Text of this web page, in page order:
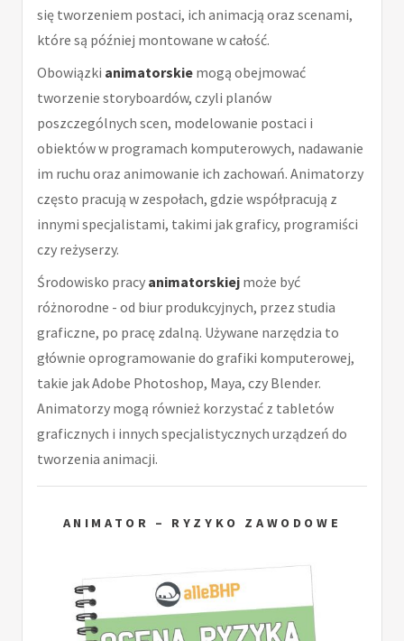
się tworzeniem postaci, ich animacją oraz scenami,
które są później montowane w całość.
Obowiązki animatorskie mogą obejmować
tworzenie storyboardów, czyli planów
poszczególnych scen, modelowanie postaci i
obiektów w programach komputerowych, nadawanie
im ruchu oraz animowanie ich zachowań. Animatorzy
często pracują w zespołach, gdzie współpracują z
innymi specjalistami, takimi jak graficy, programiści
czy reżyserzy.
Środowisko pracy animatorskiej może być
różnorodne - od biur produkcyjnych, przez studia
graficzne, po pracę zdalną. Używane narzędzia to
głównie oprogramowanie do grafiki komputerowej,
takie jak Adobe Photoshop, Maya, czy Blender.
Animatorzy mogą również korzystać z tabletów
graficznych i innych specjalistycznych urządzeń do
tworzenia animacji.
ANIMATOR – RYZYKO ZAWODOWE